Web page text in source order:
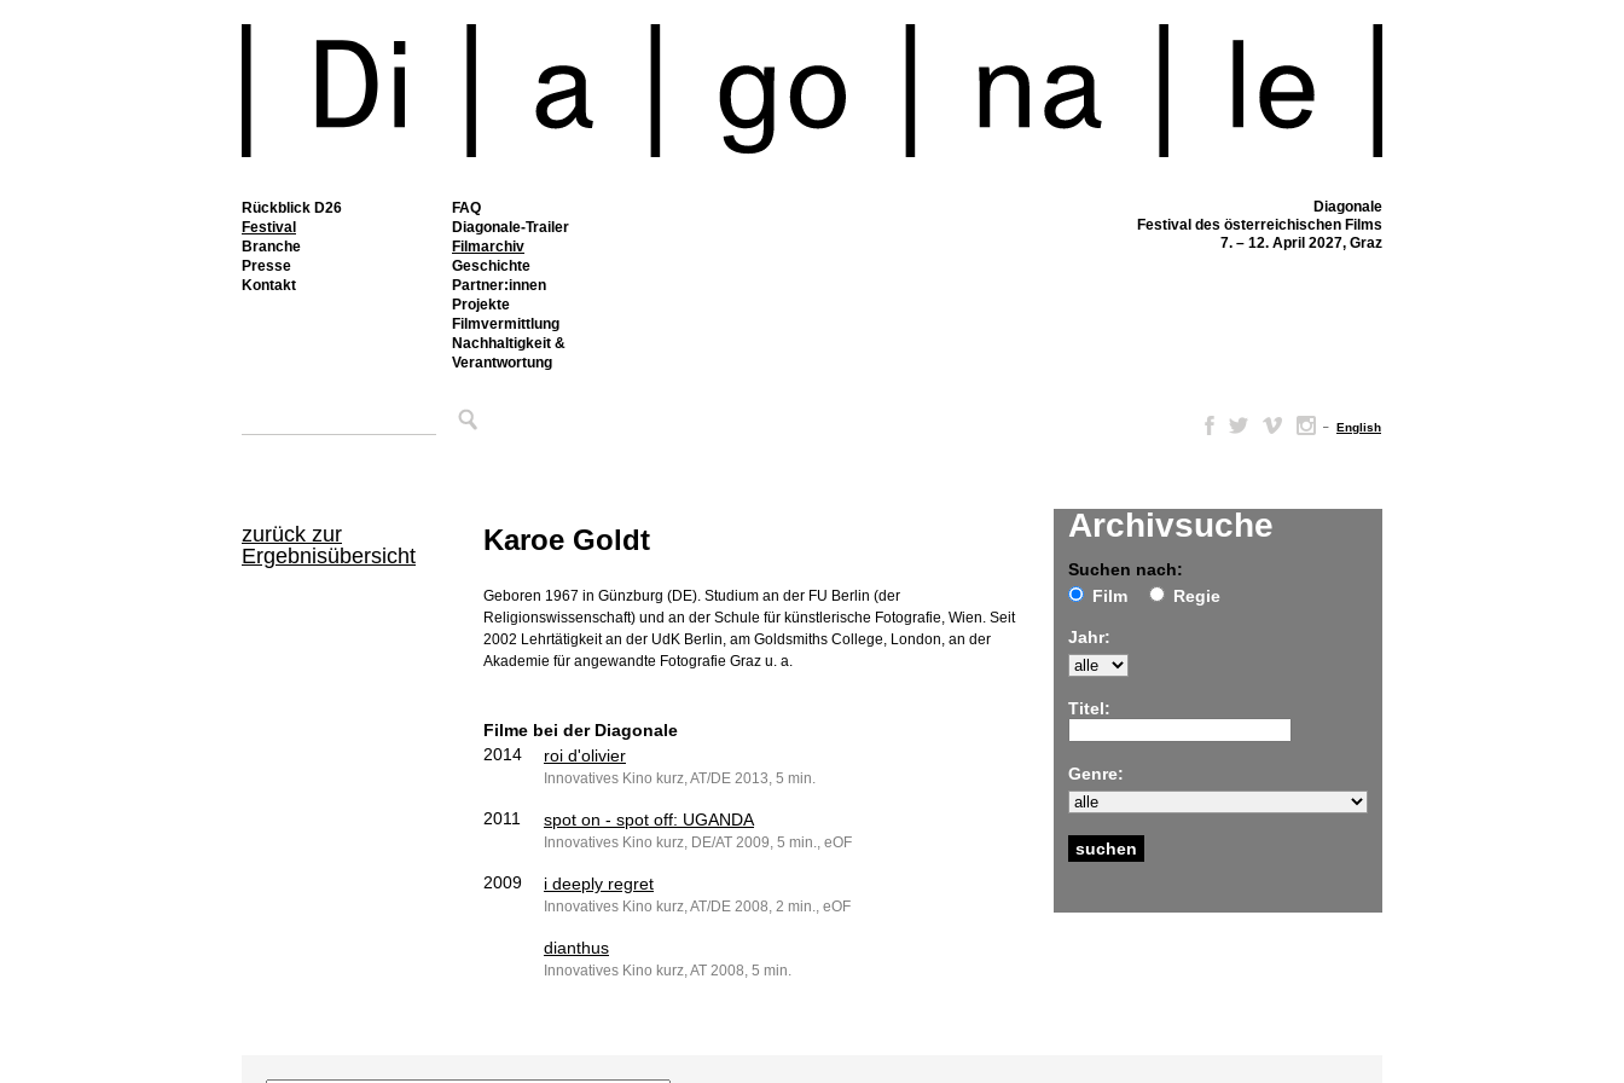
Rückblick D26
Festival
FAQ
Diagonale-Trailer
Filmarchiv
Geschichte
Partner:innen
Projekte
Filmvermittlung
Nachhaltigkeit &
Verantwortung
Branche
Presse
Kontakt
Diagonale
Festival des österreichischen Films
7. – 12. April 2027, Graz
– English
zurück zur
Ergebnisübersicht
Archivsuche
Suchen nach:
Film
Regie
Jahr:
Titel:
Genre:
Karoe Goldt
Geboren 1967 in Günzburg (DE). Studium an der FU Berlin (der
Religionswissenschaft) und an der Schule für künstlerische Fotografie, Wien. Seit
2002 Lehrtätigkeit an der UdK Berlin, am Goldsmiths College, London, an der
Akademie für angewandte Fotografie Graz u. a.
Filme bei der Diagonale
2014
roi d'olivier
Innovatives Kino kurz, AT/DE 2013, 5 min.
2011 spot on - spot off: UGANDA
Innovatives Kino kurz, DE/AT 2009, 5 min., eOF
2009 i deeply regret
Innovatives Kino kurz, AT/DE 2008, 2 min., eOF
dianthus
Innovatives Kino kurz, AT 2008, 5 min.